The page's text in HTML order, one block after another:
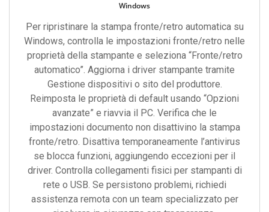
Windows
Per ripristinare la stampa fronte/retro automatica su
Windows, controlla le impostazioni fronte/retro nelle
proprietà della stampante e seleziona “Fronte/retro
automatico”. Aggiorna i driver stampante tramite
Gestione dispositivi o sito del produttore.
Reimposta le proprietà di default usando “Opzioni
avanzate” e riavvia il PC. Verifica che le
impostazioni documento non disattivino la stampa
fronte/retro. Disattiva temporaneamente l’antivirus
se blocca funzioni, aggiungendo eccezioni per il
driver. Controlla collegamenti fisici per stampanti di
rete o USB. Se persistono problemi, richiedi
assistenza remota con un team specializzato per